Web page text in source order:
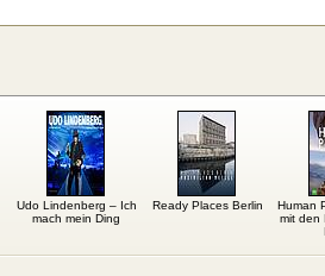
Udo Lindenberg – Ich
mach mein Ding
Ready Places Berlin
Human
mit den